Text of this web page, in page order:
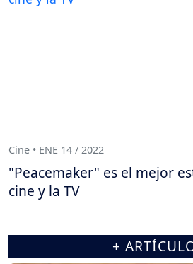
Cine • ENE 14 / 2022
"Peacemaker" es el mejor
cine y la TV
+